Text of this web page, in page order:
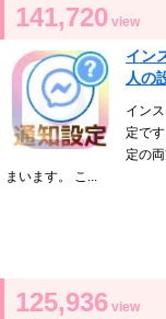
141,720 view
イン
人の
イン
定で
定の
まいます。 こ...
125,936 view